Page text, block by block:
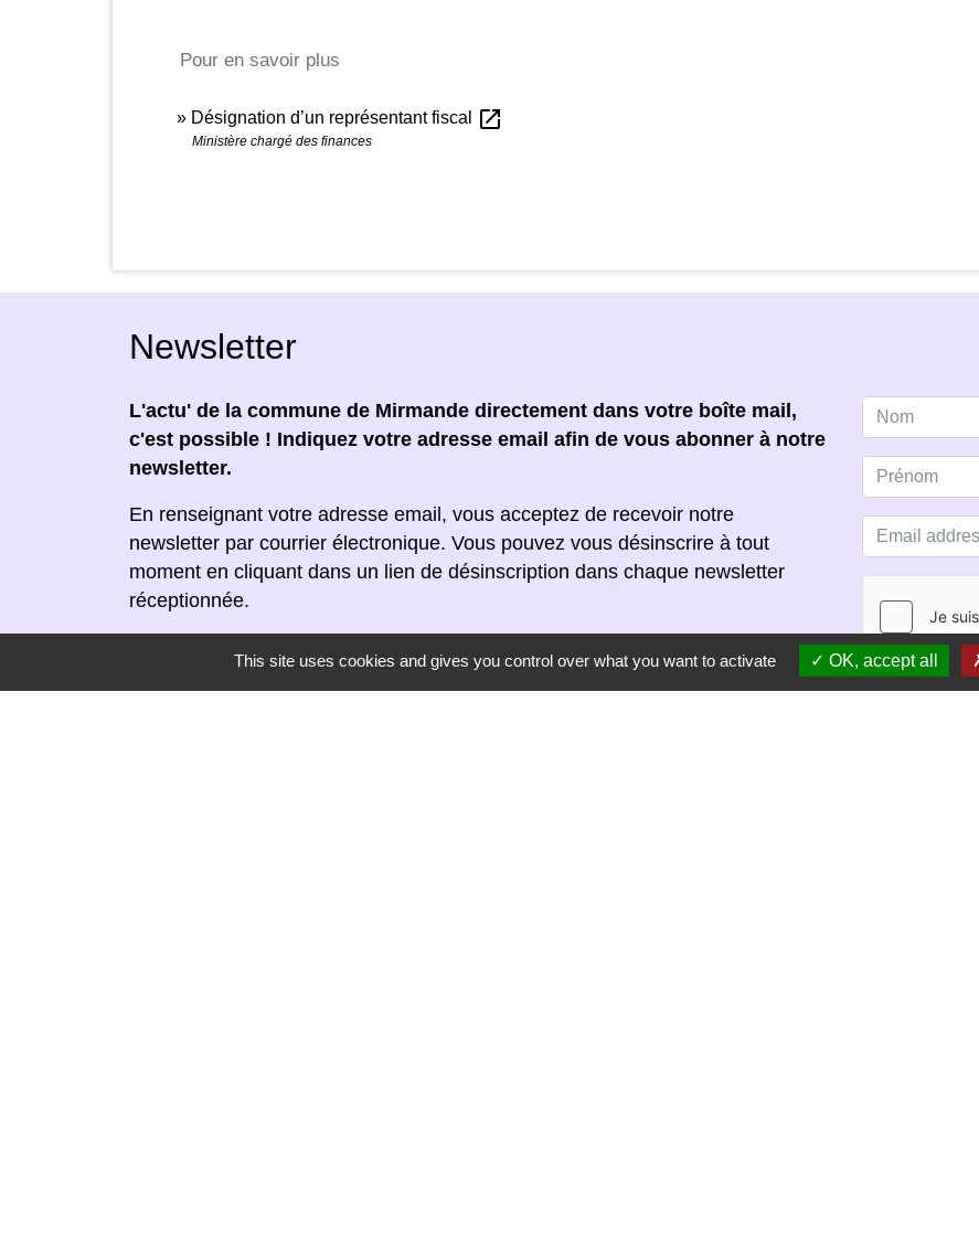
Pour en savoir plus
Désignation d’un représentant fiscal open_in_new
Ministère chargé des finances
Newsletter
L'actu' de la commune de Mirmande directement dans votre boîte mail,
c'est possible ! Indiquez votre adresse email afin de vous abonner à notre
newsletter.
En renseignant votre adresse email, vous acceptez de recevoir notre
newsletter par courrier électronique. Vous pouvez vous désinscrire à tout
moment en cliquant dans un lien de désinscription dans chaque newsletter
réceptionnée.
This site uses cookies and gives you control over what you want to activate OK, accept all